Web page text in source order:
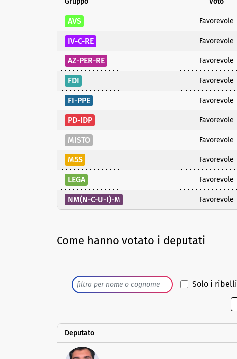
Gruppo Voto
AVS Favorevole
IV-C-RE Favorevole
AZ-PER-RE Favorevole
FDI Favorevole
FI-PPE Favorevole
PD-IDP Favorevole
MISTO Favorevole
M5S Favorevole
LEGA Favorevole
NM(N-C-U-I)-M Favorevole
Come hanno votato i deputati
Solo i ribelli
Deputato